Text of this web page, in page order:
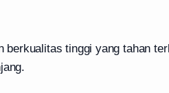
berkualitas tinggi yang tahan